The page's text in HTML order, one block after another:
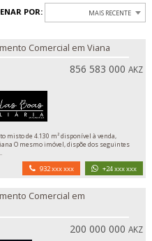
POR: MAIS RECENTE
Empreendimento Comercial em Viana
856 583 000AKZ
misto de 4.130 m² disponível à venda,
seguintes
932 xxx xxx +24 xxx xxx
Comercial em
200 000 000AKZ